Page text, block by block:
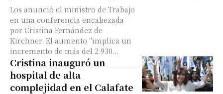
Los anunció el ministro de Trabajo
en una conferencia encabezada
por Cristina Fernández de
Kirchner. El aumento "implica un
incremento de más del 2.930...
Cristina inauguró un
hospital de alta
complejidad en el Calafate